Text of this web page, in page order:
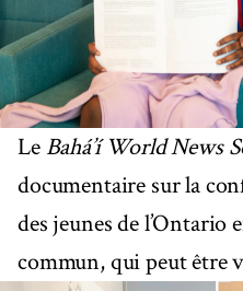
Le Bahá’í World News
documentaire sur la
des jeunes de l’Ontario
commun, qui peut être